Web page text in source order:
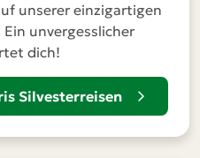
unserer einzigartigen
unvergesslicher
dich!
Silvesterreisen